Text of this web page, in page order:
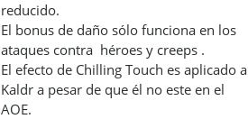
reducido.
El bonus de daño sólo funciona en los
ataques contra héroes y creeps .
El efecto de Chilling Touch es aplicado a
Kaldr a pesar de que él no este en el
AOE.